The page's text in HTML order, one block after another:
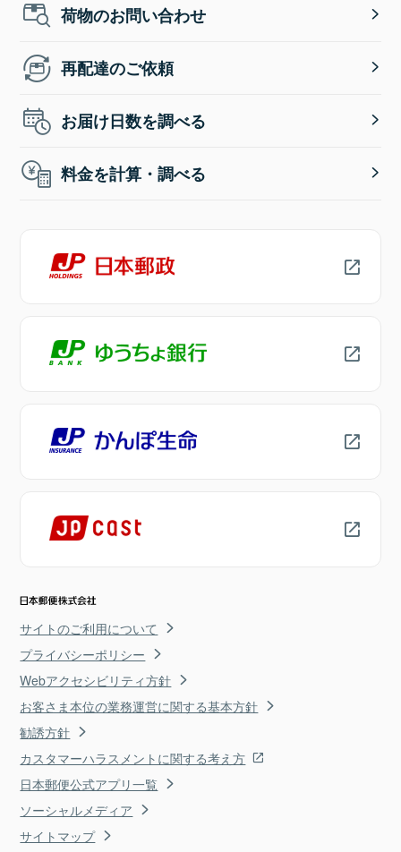
荷物のお問い合わせ
再配達のご依頼
お届け日数を調べる
料金を計算・調べる
サイトのご利用について
プライバシーポリシー
Webアクセシビリティ方針
お客さま本位の業務運営に関する基本方針
勧誘方針
カスタマーハラスメントに関する考え方
日本郵便公式アプリ一覧
ソーシャルメディア
サイトマップ